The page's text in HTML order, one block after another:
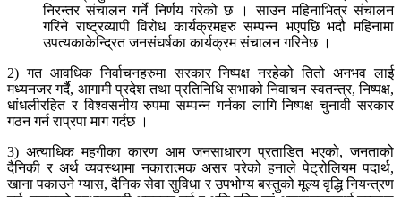
निरन्तर संचालन गर्ने निर्णय गरेको छ । साउन महिनाभित्र संचालन
गरिने राष्ट्रव्यापी विरोध कार्यक्रमहरु सम्पन्न भएपछि भदौ महिनामा
उपत्यकाकेन्द्रित जनसंघर्षका कार्यक्रम संचालन गरिनेछ ।
2) गत आवधिक निर्वाचनहरुमा सरकार निष्पक्ष नरहेको तितो अनभव लाई
मध्यनजर गर्दै, आगामी प्रदेश तथा प्रतिनिधि सभाको निवाचन स्वतन्त्र, निष्पक्ष,
धांधलीरहित र विश्वसनीय रुपमा सम्पन्न गर्नका लागि निष्पक्ष चुनावी सरकार
गठन गर्न राप्रपा माग गर्दछ ।
3) अत्याधिक महगीका कारण आम जनसाधारण प्रताडित भएको, जनताको
दैनिकी र अर्थ व्यवस्थामा नकारात्मक असर परेको हनाले पेट्रोलियम पदार्थ,
खाना पकाउने ग्यास, दैनिक सेवा सुविधा र उपभोग्य बस्तुको मूल्य वृद्धि नियन्त्रण